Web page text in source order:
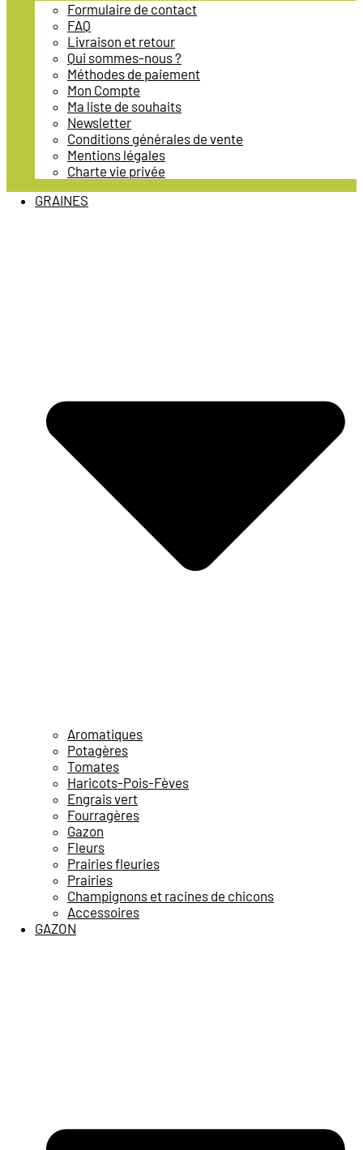
Formulaire de contact
FAQ
Livraison et retour
Qui sommes-nous ?
Méthodes de paiement
Mon Compte
Ma liste de souhaits
Newsletter
Conditions générales de vente
Mentions légales
Charte vie privée
GRAINES
Aromatiques
Potagères
Tomates
Haricots-Pois-Fèves
Engrais vert
Fourragères
Gazon
Fleurs
Prairies fleuries
Prairies
Champignons et racines de chicons
Accessoires
GAZON